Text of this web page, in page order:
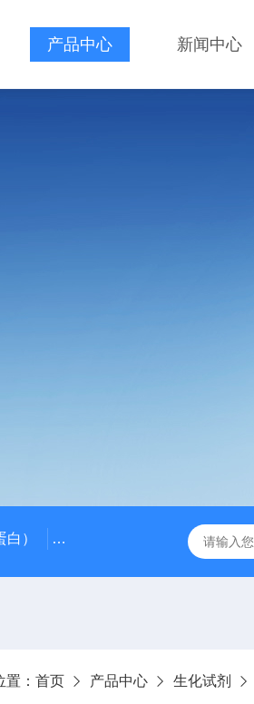
产品中心 新闻中心
） 500bp DNA Marker DNA
置： 首页 产品中心 生化试剂